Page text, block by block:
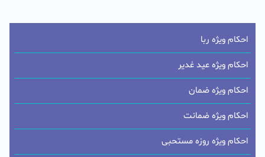
احکام ویژه ربا
احکام ویژه عید غدیر
احکام ویژه ضمان
احکام ویژه ضمانت
احکام ویژه روزه مستحبی